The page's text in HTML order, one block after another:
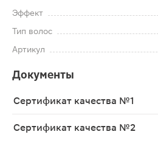
Эффект
Тип волос
Артикул
Документы
Сертификат качества №1
Сертификат качества №2